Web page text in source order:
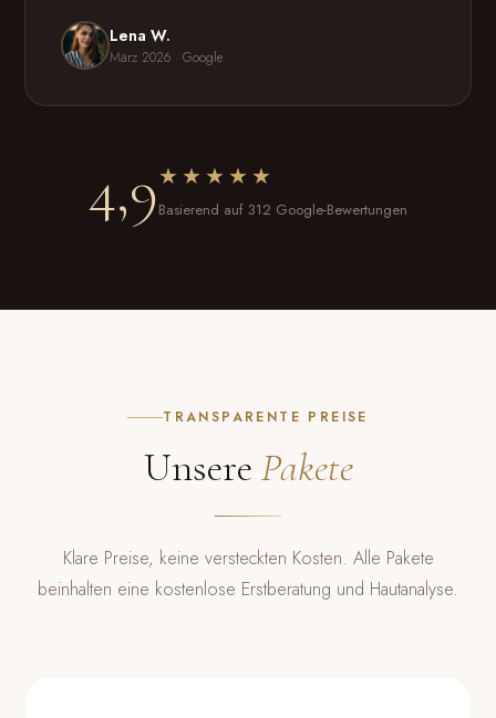
Lena W.
März 2026 · Google
4,9★★★★★
Basierend auf 312 Google-Bewertungen
TRANSPARENTE PREISE
Unsere Pakete
Klare Preise, keine versteckten Kosten. Alle Pakete
beinhalten eine kostenlose Erstberatung und Hautanalyse.